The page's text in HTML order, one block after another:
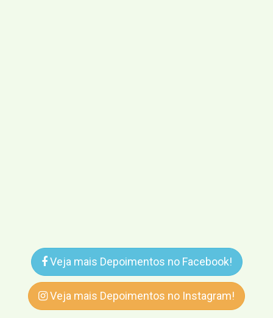
Veja mais Depoimentos no Facebook!
Veja mais Depoimentos no Instagram!